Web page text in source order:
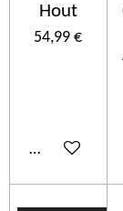
Hout
54,99 €
Ajouter au